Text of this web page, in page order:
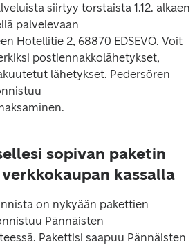
siirtyy torstaista 1.12. alkaen
palvelevaan
postiennakkolähetykset,
sopivan paketin
kassalla
on nykyään pakettien
Pännäisten